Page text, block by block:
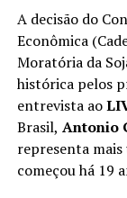
A decisão do
Econômica
Moratória da
histórica pelos
entrevista ao
Brasil, Antonio
representa
começou há 19